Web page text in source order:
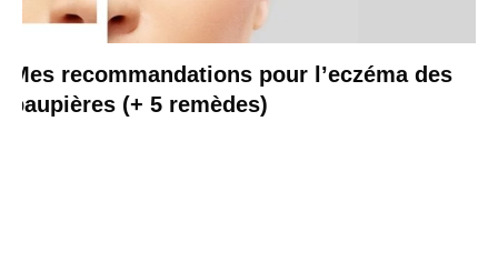
Mes recommandations pour l’eczéma des
paupières (+ 5 remèdes)